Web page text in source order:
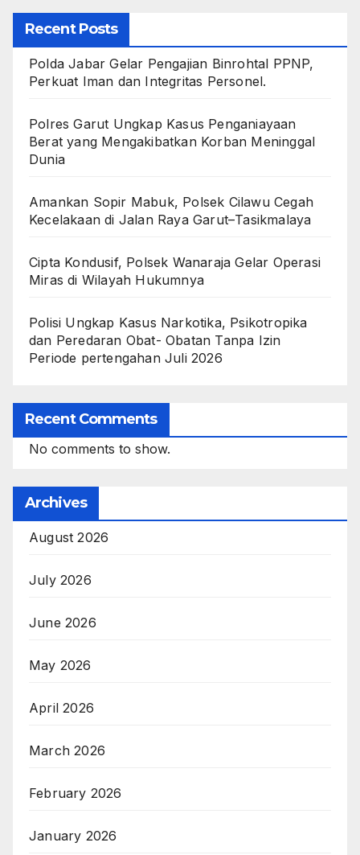
Recent Posts
Polda Jabar Gelar Pengajian Binrohtal PPNP,
Perkuat Iman dan Integritas Personel.
Polres Garut Ungkap Kasus Penganiayaan
Berat yang Mengakibatkan Korban Meninggal
Dunia
Amankan Sopir Mabuk, Polsek Cilawu Cegah
Kecelakaan di Jalan Raya Garut–Tasikmalaya
Cipta Kondusif, Polsek Wanaraja Gelar Operasi
Miras di Wilayah Hukumnya
Polisi Ungkap Kasus Narkotika, Psikotropika
dan Peredaran Obat- Obatan Tanpa Izin
Periode pertengahan Juli 2026
Recent Comments
No comments to show.
Archives
August 2026
July 2026
June 2026
May 2026
April 2026
March 2026
February 2026
January 2026